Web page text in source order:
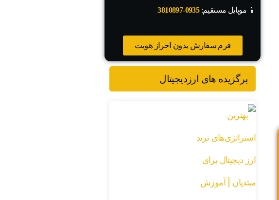
📱 موبایل مستقیم:0935-3810897
فرم سفارش بدون احراز هویت
برگزیده های ارزدیجیتال